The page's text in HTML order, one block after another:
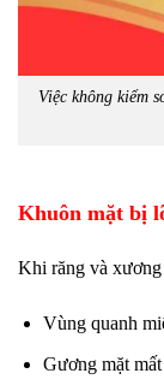
Việc không kiểm
Khuôn mặt bị
Khi răng và
Vùng quanh
Gương mặt